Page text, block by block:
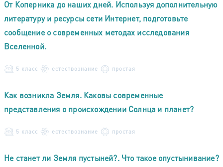
От Коперника до наших дней. Используя дополнительную
литературу и ресурсы сети Интернет, подготовьте
сообщение о современных методах исследования
Вселенной.
5 класс естествознание простая
Как возникла Земля. Каковы современные
представления о происхождении Солнца и планет?
5 класс естествознание простая
Не станет ли Земля пустыней?. Что такое опустынивание?